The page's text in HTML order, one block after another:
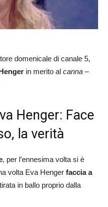
domenicale di canale 5,
in merito al canna –
Henger: Face
la verità
, per l’ennesima volta si è
volta Eva Henger faccia a
in ballo proprio dalla